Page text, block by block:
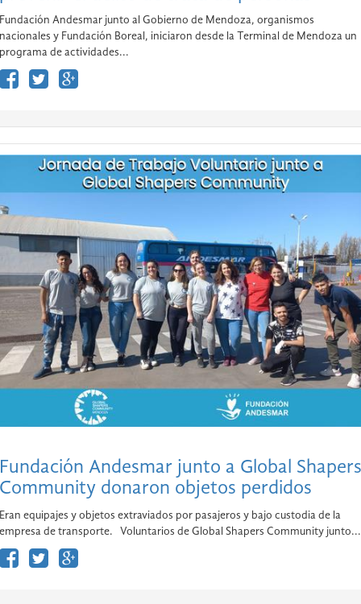
Fundación Andesmar junto al Gobierno de Mendoza, organismos
nacionales y Fundación Boreal, iniciaron desde la Terminal de Mendoza un
programa de actividades...
Fundación Andesmar junto a Global Shapers
Community donaron objetos perdidos
Eran equipajes y objetos extraviados por pasajeros y bajo custodia de la
empresa de transporte. Voluntarios de Global Shapers Community junto...